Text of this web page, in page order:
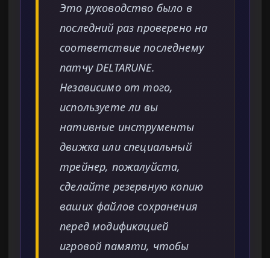
Это руководство было в
последний раз проверено на
соответствие последнему
патчу DELTARUNE.
Независимо от того,
используете ли вы
нативные инструменты
движка или специальный
трейнер, пожалуйста,
сделайте резервную копию
ваших файлов сохранения
перед модификацией
игровой памяти, чтобы